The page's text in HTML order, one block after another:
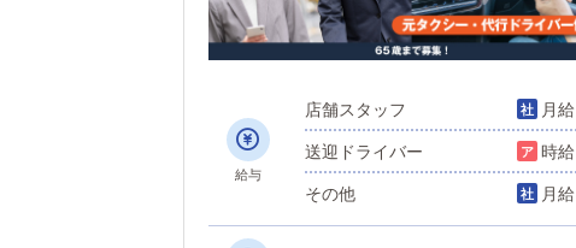
給与
店舗スタッフ 月給
送迎ドライバー 時給
その他 月給